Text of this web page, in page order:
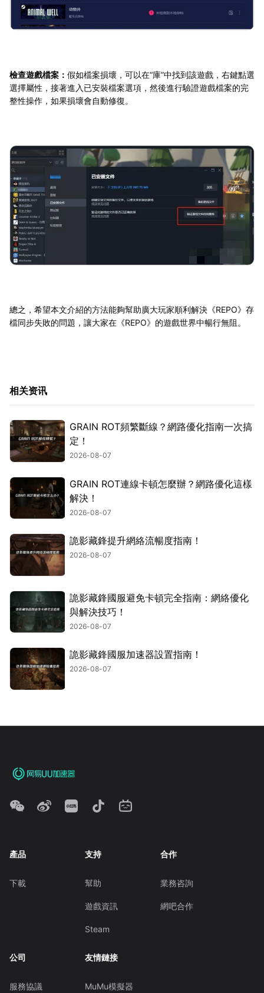
檢查遊戲檔案： 假如檔案損壞，可以在“庫”中找到該遊戲，右鍵點選
選擇屬性，接著進入已安裝檔案選項，然後進行驗證遊戲檔案的完
整性操作，如果損壞會自動修復。
總之，希望本文介紹的方法能夠幫助廣大玩家順利解決《REPO》存
檔同步失敗的問題，讓大家在《REPO》的遊戲世界中暢行無阻。
相关资讯
GRAIN ROT頻繁斷線？網路優化指南一次搞
定！
2026-08-07
GRAIN ROT連線卡頓怎麼辦？網路優化這樣
解決！
2026-08-07
詭影藏鋒提升網絡流暢度指南！
2026-08-07
詭影藏鋒國服避免卡頓完全指南：網絡優化
與解決技巧！
2026-08-07
詭影藏鋒國服加速器設置指南！
2026-08-07
產品
下載
支持
幫助
遊戲資訊
Steam
合作
業務咨詢
網吧合作
公司
服務協議
友情鏈接
MuMu模擬器